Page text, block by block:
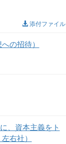
添付ファイル
の招待）
、資本主義をト
右社）